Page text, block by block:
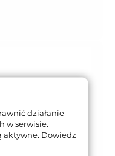
działanie
w serwisie.
aktywne. Dowiedz